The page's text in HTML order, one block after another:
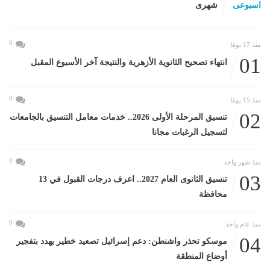
اسبوعى شهرى
منذ 17 يومًا 0
01 انتهاء تصحيح الثانوية الأزهرية والنتيجة آخر الأسبوع المقبل
منذ 15 يومًا 0
02
تنسيق المرحلة الأولى 2026.. خدمات معامل التنسيق بالجامعات
لتسجيل الرغبات مجانا
منذ شهر واحد 0
03
تنسيق الثانوى العام 2027.. اعرف درجات القبول في 13
محافظة
منذ عام واحد 0
04
موسكو تحذر واشنطن: دعم إسرائيل تصعيد خطير يهدد بتفجير
أوضاع المنطقة